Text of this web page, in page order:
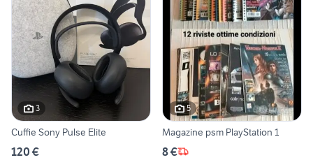
3
Cuffie Sony Pulse Elite
120 €
5
Magazine psm PlayStation 1
8 €